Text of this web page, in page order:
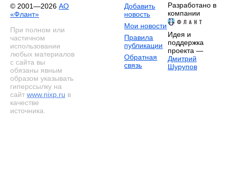
© 2001—2026 АО
«Флант»
При полном или
частичном
использовании
любых материалов
с сайта вы
обязаны явным
образом указывать
гиперссылку на
сайт www.nixp.ru в
качестве
источника.
Добавить
новость
Мои новости
Правила
публикации
Обратная
связь
Разработано в
компании
Идея и
поддержка
проекта —
Дмитрий
Шурупов